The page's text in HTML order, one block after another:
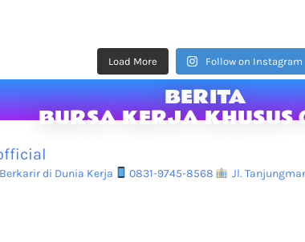
Load More Follow on Instagram
BERITA
BURSA KERJA
di Dunia Kerja 0831-9745-8568 Jl.